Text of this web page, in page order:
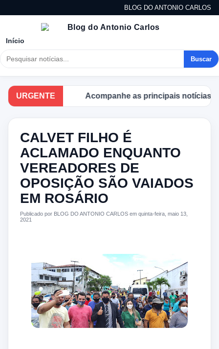
BLOG DO ANTONIO CARLOS
Início
Buscar
URGENTE Acompanhe as principais notícias no
CALVET FILHO É
ACLAMADO ENQUANTO
VEREADORES DE
OPOSIÇÃO SÃO VAIADOS
EM ROSÁRIO
Publicado por BLOG DO ANTONIO CARLOS em quinta-feira, maio 13,
2021